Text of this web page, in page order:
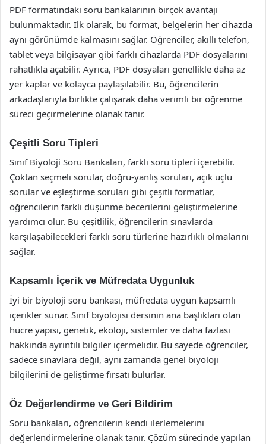
PDF formatındaki soru bankalarının birçok avantajı
bulunmaktadır. İlk olarak, bu format, belgelerin her cihazda
aynı görünümde kalmasını sağlar. Öğrenciler, akıllı telefon,
tablet veya bilgisayar gibi farklı cihazlarda PDF dosyalarını
rahatlıkla açabilir. Ayrıca, PDF dosyaları genellikle daha az
yer kaplar ve kolayca paylaşılabilir. Bu, öğrencilerin
arkadaşlarıyla birlikte çalışarak daha verimli bir öğrenme
süreci geçirmelerine olanak tanır.
Çeşitli Soru Tipleri
Sınıf Biyoloji Soru Bankaları, farklı soru tipleri içerebilir.
Çoktan seçmeli sorular, doğru-yanlış soruları, açık uçlu
sorular ve eşleştirme soruları gibi çeşitli formatlar,
öğrencilerin farklı düşünme becerilerini geliştirmelerine
yardımcı olur. Bu çeşitlilik, öğrencilerin sınavlarda
karşılaşabilecekleri farklı soru türlerine hazırlıklı olmalarını
sağlar.
Kapsamlı İçerik ve Müfredata Uygunluk
İyi bir biyoloji soru bankası, müfredata uygun kapsamlı
içerikler sunar. Sınıf biyolojisi dersinin ana başlıkları olan
hücre yapısı, genetik, ekoloji, sistemler ve daha fazlası
hakkında ayrıntılı bilgiler içermelidir. Bu sayede öğrenciler,
sadece sınavlara değil, aynı zamanda genel biyoloji
bilgilerini de geliştirme fırsatı bulurlar.
Öz Değerlendirme ve Geri Bildirim
Soru bankaları, öğrencilerin kendi ilerlemelerini
değerlendirmelerine olanak tanır. Çözüm sürecinde yapılan